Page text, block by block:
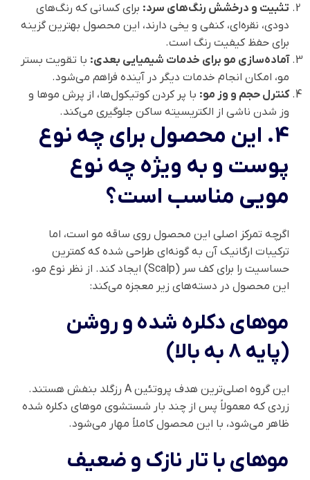
تثبیت و درخشش رنگ‌های سرد: برای کسانی که رنگ‌های
دودی، نقره‌ای، کنفی و یخی دارند، این محصول بهترین گزینه
برای حفظ کیفیت رنگ است.
آماده‌سازی مو برای خدمات شیمیایی بعدی: با تقویت بستر
مو، امکان انجام خدمات دیگر در آینده فراهم می‌شود.
کنترل حجم و وز مو: با پر کردن کوتیکول‌ها، از پرش موها و
وز شدن ناشی از الکتریسیته ساکن جلوگیری می‌کند.
4. این محصول برای چه نوع
پوست و به ویژه چه نوع
مویی مناسب است؟
اگرچه تمرکز اصلی این محصول روی ساقه مو است، اما
ترکیبات ارگانیک آن به گونه‌ای طراحی شده که کمترین
حساسیت را برای کف سر (Scalp) ایجاد کند. از نظر نوع مو،
این محصول در دسته‌های زیر معجزه می‌کند:
موهای دکلره شده و روشن
(پایه 8 به بالا)
این گروه اصلی‌ترین هدف پروتئین A رزگلد بنفش هستند.
زردی که معمولاً پس از چند بار شستشوی موهای دکلره شده
ظاهر می‌شود، با این محصول کاملاً مهار می‌شود.
موهای با تار نازک و ضعیف